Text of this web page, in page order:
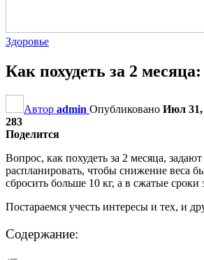
Здоровье
Как похудеть за 2
Автор admin Опубликовано Июл 31,
283
Поделится
Вопрос, как похудеть за 2 месяца,
распланировать, чтобы снижение веса
сбросить больше 10 кг, а в сжатые
Постараемся учесть интересы и тех, и
Содержание: